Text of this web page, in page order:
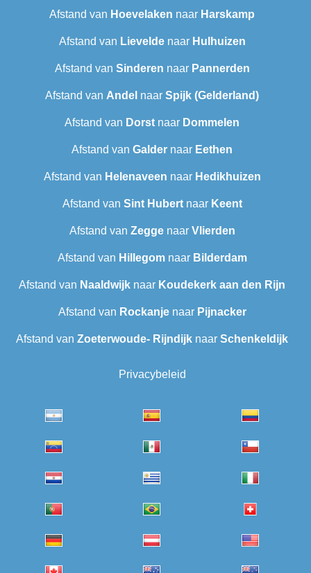
Afstand van Hoevelaken naar Harskamp
Afstand van Lieveldenaar Hulhuizen
Afstand van Sinderen naar Pannerden
Afstand van Andel naar Spijk (Gelderland)
Afstand van Dorst naar Dommelen
Afstand van Galder naar Eethen
Afstand van Helenaveen naar Hedikhuizen
Afstand van Sint Hubertnaar Keent
Afstand van Zeggenaar Vlierden
Afstand van Hillegomnaar Bilderdam
Afstand van Naaldwijk naar Koudekerk aan den Rijn
Afstand van Rockanjenaar Pijnacker
Afstand van Zoeterwoude- Rijndijk naar Schenkeldijk
Privacybeleid